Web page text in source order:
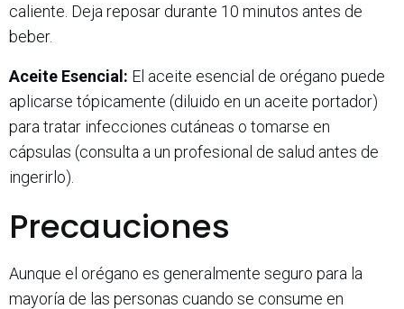
caliente. Deja reposar durante 10 minutos antes de
beber.
Aceite Esencial: El aceite esencial de orégano puede
aplicarse tópicamente (diluido en un aceite portador)
para tratar infecciones cutáneas o tomarse en
cápsulas (consulta a un profesional de salud antes de
ingerirlo).
Precauciones
Aunque el orégano es generalmente seguro para la
mayoría de las personas cuando se consume en